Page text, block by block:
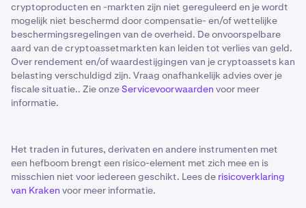
cryptoproducten en -markten zijn niet gereguleerd en je wordt
mogelijk niet beschermd door compensatie- en/of wettelijke
beschermingsregelingen van de overheid. De onvoorspelbare
aard van de cryptoassetmarkten kan leiden tot verlies van geld.
Over rendement en/of waardestijgingen van je cryptoassets kan
belasting verschuldigd zijn. Vraag onafhankelijk advies over je
fiscale situatie.. Zie onzeServicevoorwaarden voor meer
informatie.
Het traden in futures, derivaten en andere instrumenten met
een hefboom brengt een risico-element met zich mee en is
misschien niet voor iedereen geschikt. Lees de risicoverklaring
van Kraken voor meer informatie.